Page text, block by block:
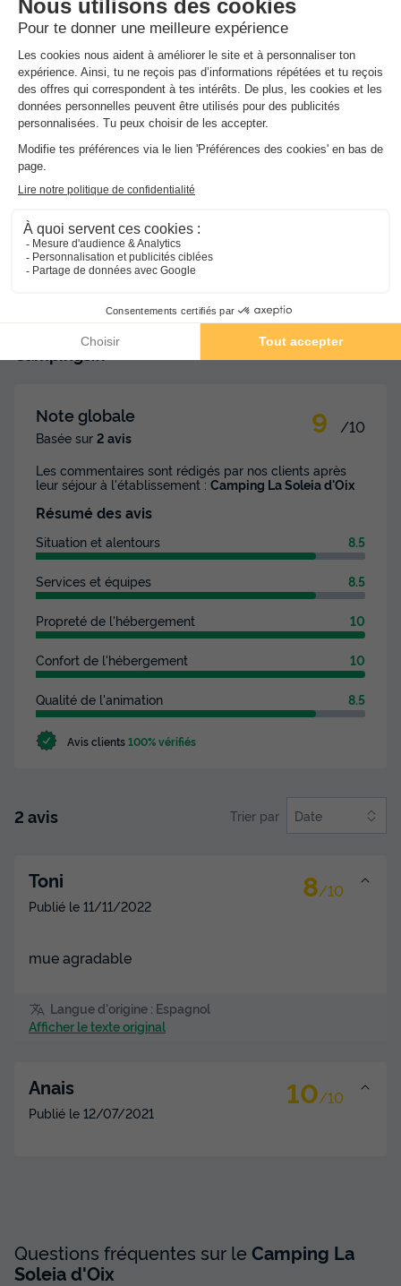
Services sur place et à proximité
Santé et Bien-être, Commerces et Restauration, Locations
et équipements, divers
Avis sur Camping La Soleia d'Oix
Avis clients
9/10
Les 2 avis des utilisateurs Vacances-
Note globale
Basée sur 2 avis 9 /10
Les commentaires sont rédigés par nos clients après
leur séjour à l'établissement : Camping La Soleia d'Oix
Résumé des avis
Situation et alentours 8.5
Services et équipes 8.5
Propreté de l'hébergement 10
Confort de l'hébergement 10
Qualité de l'animation 8.5
Avis clients100% vérifiés
2 avis Trier par Date
Toni 8/10
Publié le 11/11/2022
mue agradable
Langue d'origine : Espagnol
Afficher le texte original
Anais 10/10
Publié le 12/07/2021
Questions fréquentes sur leCamping La
Soleia d'Oix